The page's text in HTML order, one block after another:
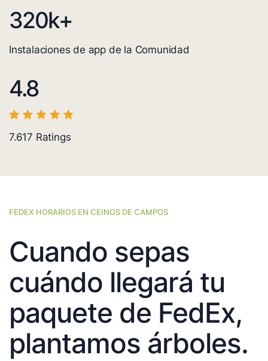
320k+
Instalaciones de app de la Comunidad
4.8
7.617 Ratings
FEDEX HORARIOS EN CEINOS DE CAMPOS
Cuando sepas
cuándo llegará tu
paquete de FedEx,
plantamos árboles.